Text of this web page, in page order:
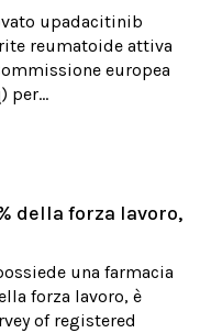
upadacitinib
reumatoide attiva
europea
per...
della forza lavoro,
una farmacia
forza lavoro, è
of registered